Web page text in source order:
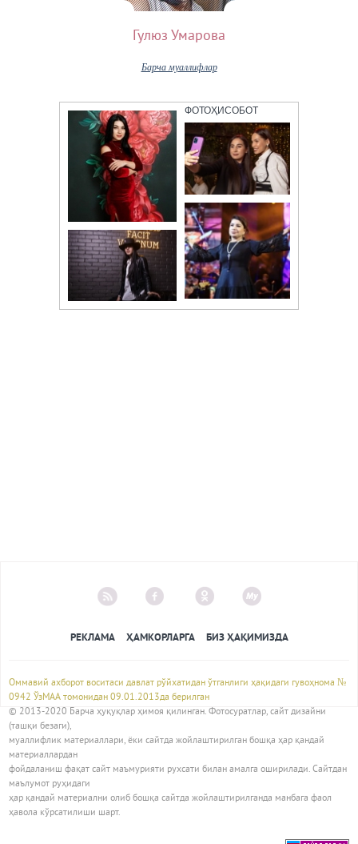
Гулюз Умарова
Барча муаллифлар
ФОТОҲИСОБОТ
РЕКЛАМА ҲАМКОРЛАРГА БИЗ ҲАҚИМИЗДА
Оммавий ахборот воситаси давлат рўйхатидан ўтганлиги ҳақидаги гувоҳнома №
0942 ЎзМАА томонидан 09.01.2013да берилган
© 2013-2020 Барча ҳуқуқлар ҳимоя қилинган. Фотосуратлар, сайт дизайни
(ташқи безаги),
муаллифлик материаллари, ёки сайтда жойлаштирилган бошқа ҳар қандай
материаллардан
фойдаланиш фақат сайт маъмурияти рухсати билан амалга оширилади. Сайтдан
маълумот руҳидаги
ҳар қандай материални олиб бошқа сайтда жойлаштирилганда манбага фаол
ҳавола кўрсатилиши шарт.